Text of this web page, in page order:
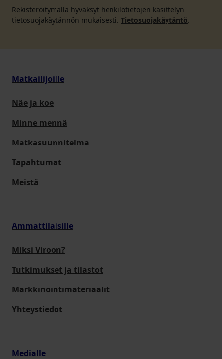
Rekisteröitymällä hyväksyt henkilötietojen käsittelyn
tietosuojakäytännön mukaisesti. Tietosuojakäytäntö.
Matkailijoille
Näe ja koe
Minne mennä
Matkasuunnitelma
Tapahtumat
Meistä
Ammattilaisille
Miksi Viroon?
Tutkimukset ja tilastot
Markkinointimateriaalit
Yhteystiedot
Medialle